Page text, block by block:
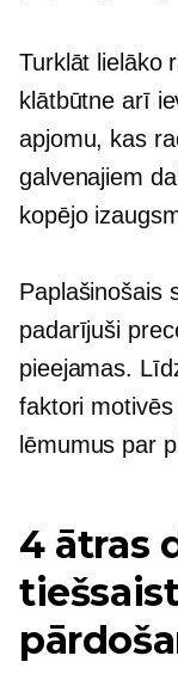
Turklāt lielāko
klātbūtne arī
apjomu, kas
galvenajiem
kopējo
Paplašinošais
padarījuši
pieejamas.
faktori
lēmumus par
4 ātras